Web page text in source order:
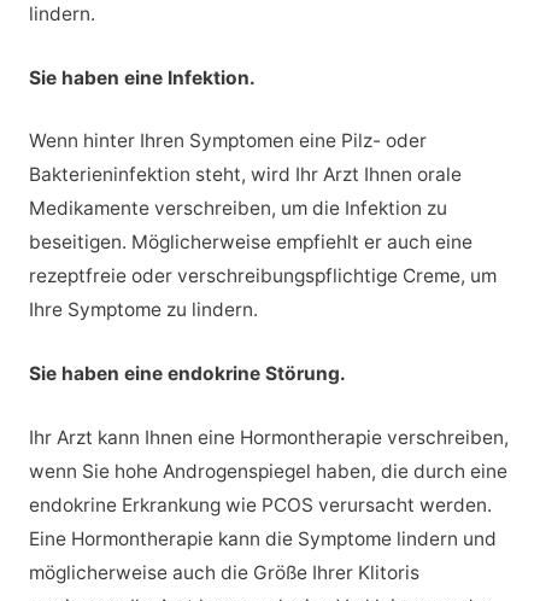
lindern.
Sie haben eine Infektion.
Wenn hinter Ihren Symptomen eine Pilz- oder
Bakterieninfektion steht, wird Ihr Arzt Ihnen orale
Medikamente verschreiben, um die Infektion zu
beseitigen. Möglicherweise empfiehlt er auch eine
rezeptfreie oder verschreibungspflichtige Creme, um
Ihre Symptome zu lindern.
Sie haben eine endokrine Störung.
Ihr Arzt kann Ihnen eine Hormontherapie verschreiben,
wenn Sie hohe Androgenspiegel haben, die durch eine
endokrine Erkrankung wie PCOS verursacht werden.
Eine Hormontherapie kann die Symptome lindern und
möglicherweise auch die Größe Ihrer Klitoris